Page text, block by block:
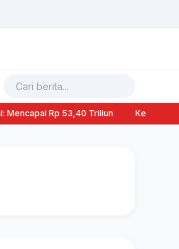
Rp 53,40 Triliun Kehilangan